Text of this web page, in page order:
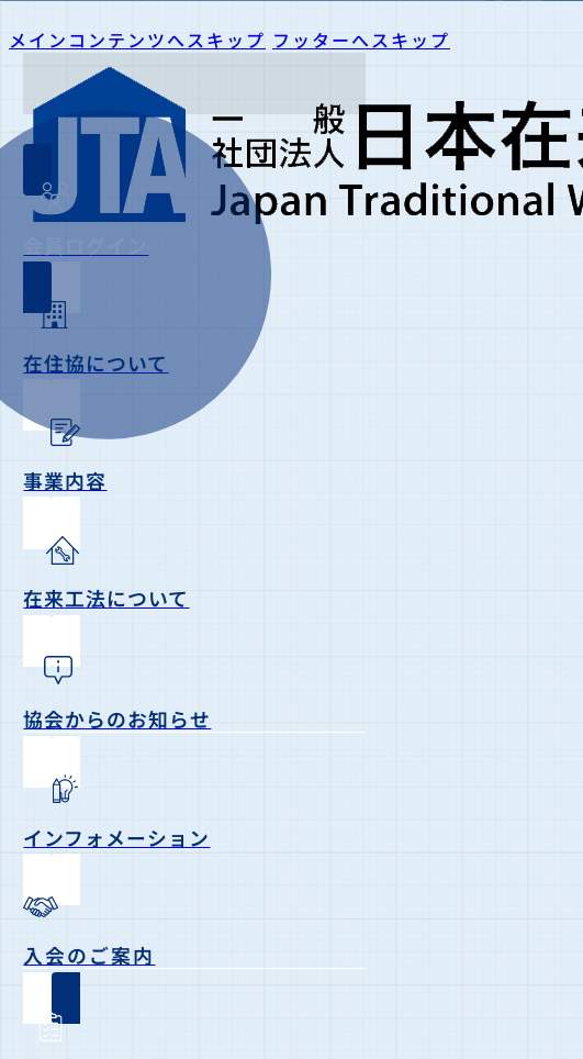
メインコンテンツへスキップ フッターへスキップ
在住協について
事業内容
在来工法について
協会からのお知らせ
インフォメーション
入会のご案内